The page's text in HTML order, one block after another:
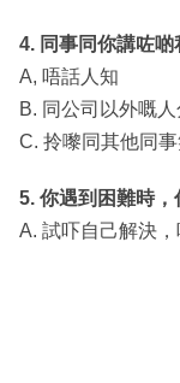
4. 同事同你講咗啲
A, 唔話人知
B. 同公司以外嘅
C. 拎嚟同其他同
5. 你遇到困難時，
A. 試吓自己解決